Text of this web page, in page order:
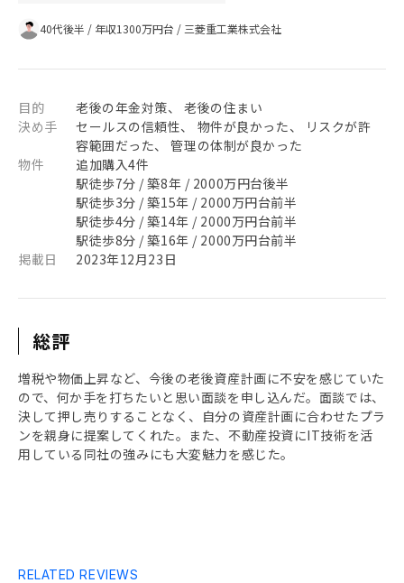
40代後半 / 年収1300万円台 / 三菱重工業株式会社
目的
老後の年金対策、 老後の住まい
決め手
セールスの信頼性、 物件が良かった、 リスクが許
容範囲だった、 管理の体制が良かった
物件
追加購入4件
駅徒歩7分 / 築8年 / 2000万円台後半
駅徒歩3分 / 築15年 / 2000万円台前半
駅徒歩4分 / 築14年 / 2000万円台前半
駅徒歩8分 / 築16年 / 2000万円台前半
掲載日
2023年12月23日
総評
増税や物価上昇など、今後の老後資産計画に不安を感じていた
ので、何か手を打ちたいと思い面談を申し込んだ。面談では、
決して押し売りすることなく、自分の資産計画に合わせたプラ
ンを親身に提案してくれた。また、不動産投資にIT技術を活
用している同社の強みにも大変魅力を感じた。
RELATED REVIEWS